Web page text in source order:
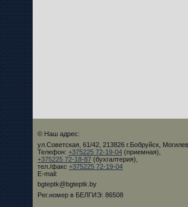
© Наш адрес:
ул.Советская, 61/42, 213826 г.Бобруйск,
Телефон: +375225 72-19-04 (приемная),
+375225 72-18-87 (бухгалтерия),
тел./факс +375225 72-19-04
E-mail:
bgteptk@bgteptk.by
Рег.номер в БЕЛГИЭ: 86508